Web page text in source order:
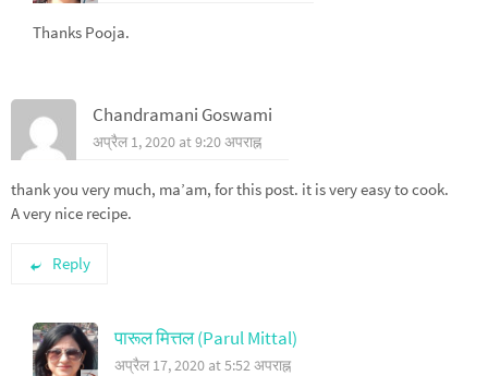
Thanks Pooja.
Chandramani Goswami
अप्रैल 1, 2020 at 9:20 अपराह्न
thank you very much, ma’am, for this post. it is very easy to cook.
A very nice recipe.
Reply
पारूल मित्तल (Parul Mittal)
अप्रैल 17, 2020 at 5:52 अपराह्न